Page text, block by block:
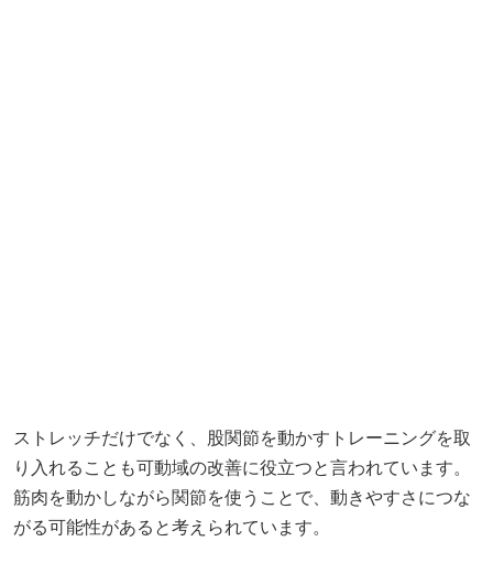
ストレッチだけでなく、股関節を動かすトレーニングを取
り入れることも可動域の改善に役立つと言われています。
筋肉を動かしながら関節を使うことで、動きやすさにつな
がる可能性があると考えられています。